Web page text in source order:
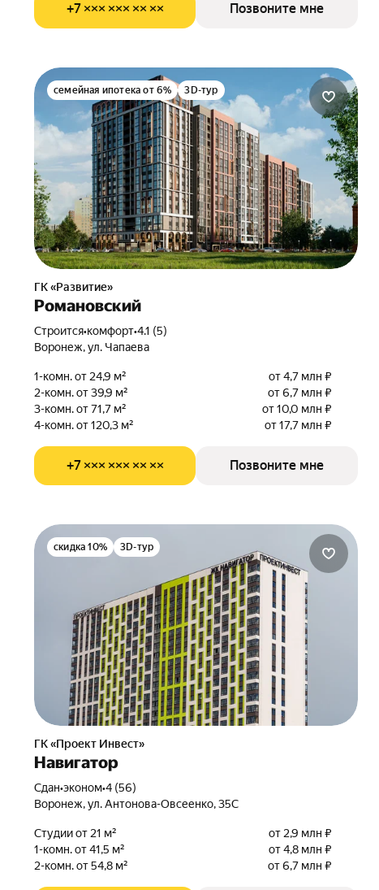
+7 ××× ××× ×× ×× Позвоните мне
семейная ипотека от 6% 3D-тур
ГК «Развитие»
Романовский
Строится•комфорт•4.1 (5)
Воронеж, ул. Чапаева
1-комн. от 24,9 м²
от 4,7 млн ₽
2-комн. от 39,9 м²
от 6,7 млн ₽
3-комн. от 71,7 м²
от 10,0 млн ₽
4-комн. от 120,3 м²
от 17,7 млн ₽
+7 ××× ××× ×× ×× Позвоните мне
скидка 10% 3D-тур
ГК «Проект Инвест»
Навигатор
Сдан•эконом•4 (56)
Воронеж, ул. Антонова-Овсеенко, 35С
Студии от 21 м²
от 2,9 млн ₽
1-комн. от 41,5 м²
от 4,8 млн ₽
2-комн. от 54,8 м²
от 6,7 млн ₽